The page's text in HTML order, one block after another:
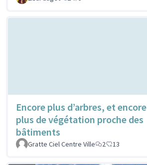
Encore plus d’arbres, et encore
plus de végétation proche des
bâtiments
Gratte Ciel Centre Ville 2 13